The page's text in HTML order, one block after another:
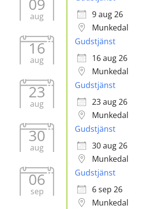
aug
9 aug 26
Munkedal
16
aug
Gudstjänst
16 aug 26
Munkedal
23
aug
Gudstjänst
23 aug 26
Munkedal
30
aug
Gudstjänst
30 aug 26
Munkedal
06
sep
Gudstjänst
6 sep 26
Munkedal